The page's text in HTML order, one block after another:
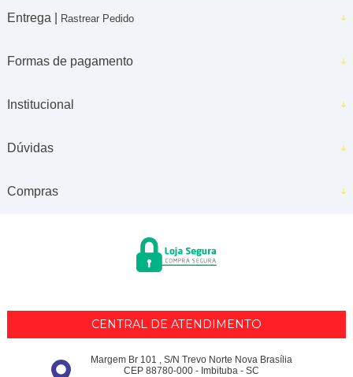
Entrega | Rastrear Pedido
Formas de pagamento
Institucional
Dúvidas
Compras
CENTRAL DE ATENDIMENTO
Margem Br 101 , S/N Trevo Norte Nova Brasília
CEP 88780-000 - Imbituba - SC